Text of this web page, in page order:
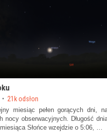
21k odsłon
miesiąc pełen gorących dni,
nocy obserwacyjnych. Długość
Słońce wzejdzie o 5:06, …